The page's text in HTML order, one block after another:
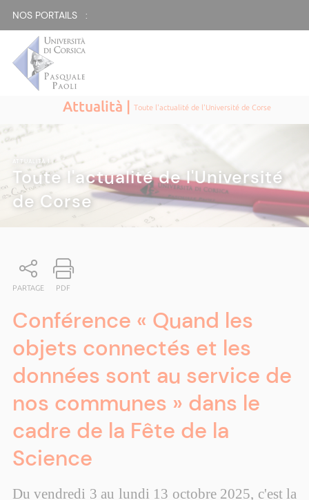
NOS PORTAILS :
Attualità |Toute l'actualité de l'Université de Corse
ATTUALITÀ|
Toute l'actualité de l'Université
de Corse
PARTAGE PDF
Conférence « Quand les
objets connectés et les
données sont au service de
nos communes » dans le
cadre de la Fête de la
Science
Du vendredi 3 au lundi 13 octobre 2025, c'est la